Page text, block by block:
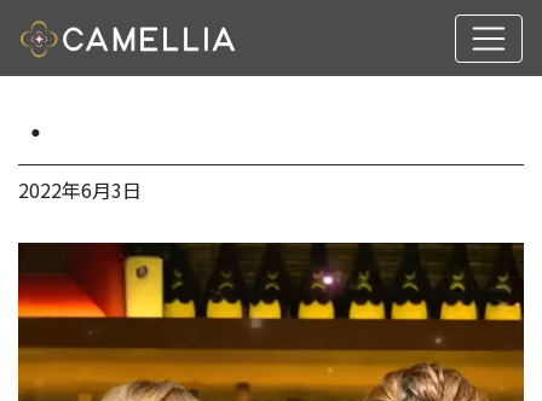
・
2022年6月3日